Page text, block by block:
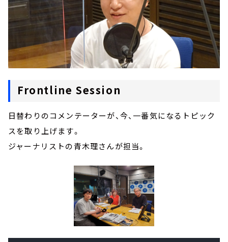
Frontline Session
日替わりのコメンテーターが、今、一番気になるトピック
スを取り上げます。
ジャーナリストの青木理さんが担当。